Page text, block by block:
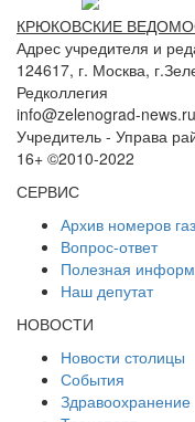
КРЮКОВСКИЕ
Адрес учредителя и
124617, г. Москва,
Редколлегия
info@zelenograd-news.ru
Учредитель - Управа
16+ ©2010-2022
СЕРВИС
Архив номеров
Вопрос-ответ
Полезная
Наш депутат
НОВОСТИ
Новости столицы
События
Здравоохранение